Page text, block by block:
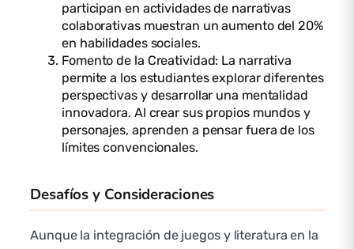
participan en actividades de narrativas
colaborativas muestran un aumento del 20%
en habilidades sociales.
Fomento de la Creatividad: La narrativa
permite a los estudiantes explorar diferentes
perspectivas y desarrollar una mentalidad
innovadora. Al crear sus propios mundos y
personajes, aprenden a pensar fuera de los
límites convencionales.
Desafíos y Consideraciones
Aunque la integración de juegos y literatura en la